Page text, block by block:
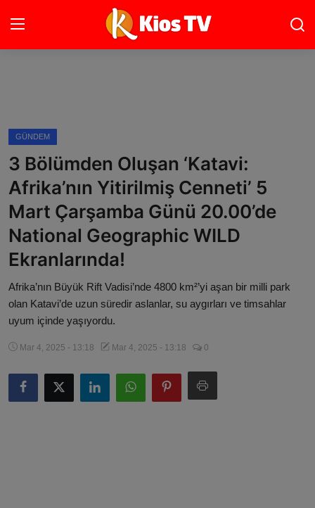
Gündem
Gemlik
Bursa
Siyaset
Spor
İletişim
Köşe Yazıları
GÜNDEM
3 Bölümden Oluşan ‘Katavi:
Afrika’nın Yitirilmiş Cenneti’ 5
Mart Çarşamba Günü 20.00’de
National Geographic WILD
Ekranlarında!
Afrika’nın Büyük Rift Vadisi’nde 4800 km²’yi aşan bir milli park
olan Katavi’de uzun süredir aslanlar, su aygırları ve timsahlar
uyum içinde yaşıyordu.
Mar 4, 2025 - 13:18 Mar 4, 2025 - 13:18 0